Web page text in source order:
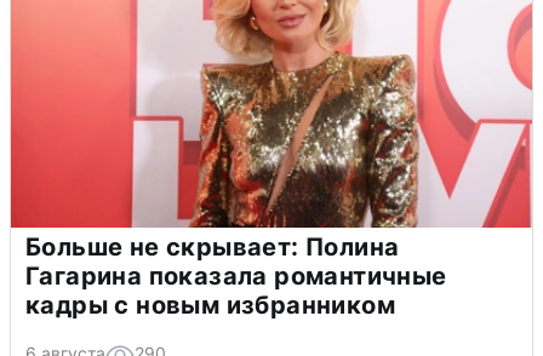
Больше не скрывает: Полина
Гагарина показала романтичные
кадры с новым избранником